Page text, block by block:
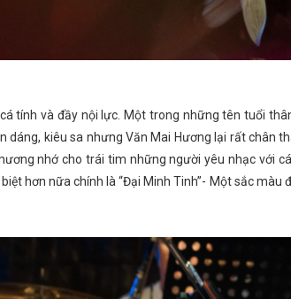
tính và đầy nội lực. Một trong những tên tuổi
dáng, kiêu sa nhưng Văn Mai Hương lại rất chân
nhớ cho trái tim những người yêu nhạc với
hơn nữa chính là “Đại Minh Tinh”- Một sắc